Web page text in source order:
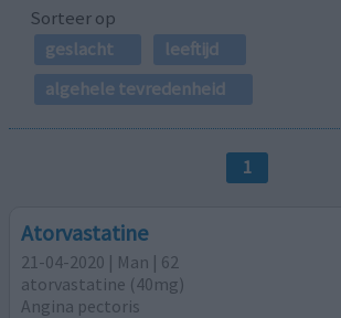
Sorteer op
geslacht
leeftijd
algehele tevredenheid
1
Atorvastatine
21-04-2020 | Man | 62
atorvastatine (40mg)
Angina pectoris